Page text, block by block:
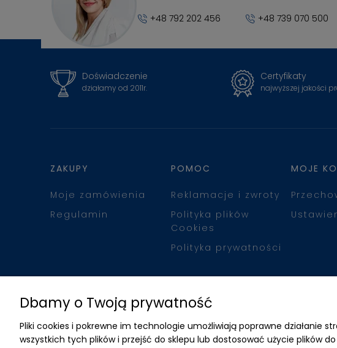
+48 792 202 456 +48 739 070 500
Doświadczenie
działamy od 2011r.
Certyfikaty
najwyższej jakości
ZAKUPY
Moje zamówienia
Regulamin
POMOC
Reklamacje i zwroty
Polityka plików
Cookies
Polityka prywatności
MOJE
Dbamy o Twoją prywatność
Pliki cookies i pokrewne im technologie umożliwiają poprawne działanie
wszystkich tych plików i przejść do sklepu lub dostosować użycie plików